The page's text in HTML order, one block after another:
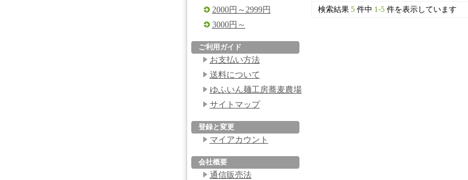
検索結果 5 件中 1-5 件を表示しています
2000円～2999円
3000円～
ご利用ガイド
お支払い方法
送料について
ゆふいん麺工房蕎麦農場
サイトマップ
登録と変更
マイアカウント
会社概要
通信販売法